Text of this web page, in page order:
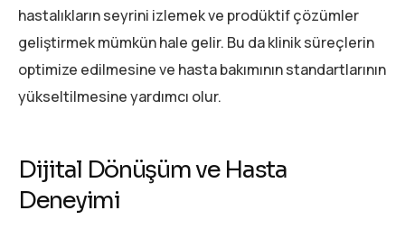
hastalıkların seyrini izlemek ve prodüktif çözümler
geliştirmek mümkün hale gelir. Bu da klinik süreçlerin
optimize edilmesine ve hasta bakımının standartlarının
yükseltilmesine yardımcı olur.
Dijital Dönüşüm ve Hasta
Deneyimi